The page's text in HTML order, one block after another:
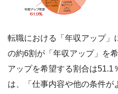
転職における「年収アップ」
の約6割が「年収アップ」を
アップを希望する割合は51.1
は、「仕事内容や他の条件が